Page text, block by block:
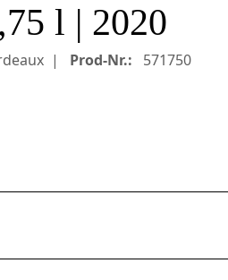
l | 2020
Prod-Nr.: 571750